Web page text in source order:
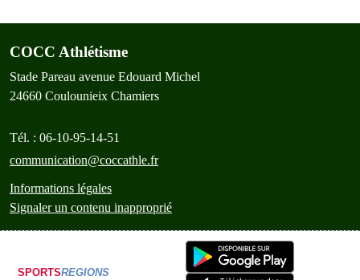
COCC Athlétisme
Stade Pareau avenue Edouard Michel
24660 Coulounieix Chamiers
Tél. : 06-10-95-14-51
communication@coccathle.fr
Informations légales
Signaler un contenu inapproprié
SPORTSREGIONS